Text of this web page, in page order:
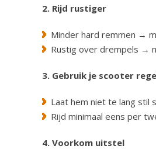
2. Rijd rustiger
Minder hard remmen →
Rustig over drempels →
3. Gebruik je scooter
Laat hem niet te lang stil
Rijd minimaal eens per
4. Voorkom uitstel